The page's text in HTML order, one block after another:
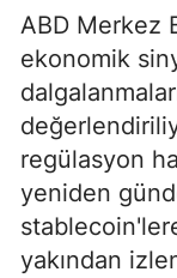
ABD Merkez
ekonomik
regülasyon
yeniden
yakından